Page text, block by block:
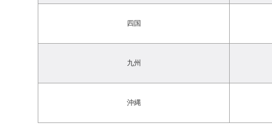
四国
九州
沖縄